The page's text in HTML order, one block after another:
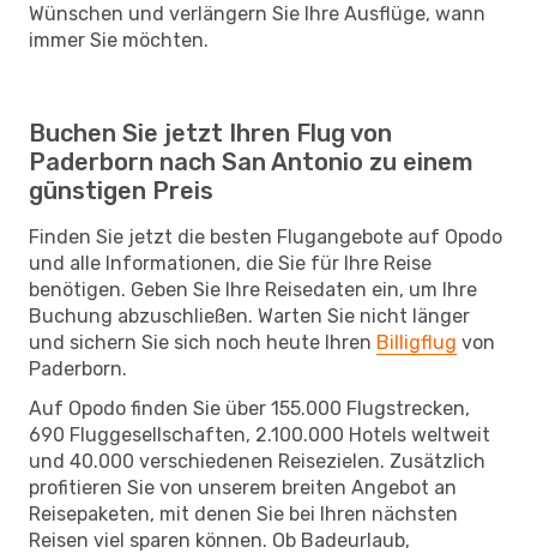
Wünschen und verlängern Sie Ihre Ausflüge, wann
immer Sie möchten.
Buchen Sie jetzt Ihren Flug von
Paderborn nach San Antonio zu einem
günstigen Preis
Finden Sie jetzt die besten Flugangebote auf Opodo
und alle Informationen, die Sie für Ihre Reise
benötigen. Geben Sie Ihre Reisedaten ein, um Ihre
Buchung abzuschließen. Warten Sie nicht länger
und sichern Sie sich noch heute Ihren Billigflug von
Paderborn.
Auf Opodo finden Sie über 155.000 Flugstrecken,
690 Fluggesellschaften, 2.100.000 Hotels weltweit
und 40.000 verschiedenen Reisezielen. Zusätzlich
profitieren Sie von unserem breiten Angebot an
Reisepaketen, mit denen Sie bei Ihren nächsten
Reisen viel sparen können. Ob Badeurlaub,